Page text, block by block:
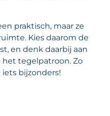
praktisch, maar ze
Kies daarom de
en denk daarbij aan
tegelpatroon. Zo
bijzonders!